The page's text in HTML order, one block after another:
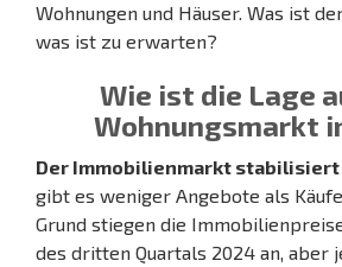
Wohnungen und Häuser. Was ist
was ist zu erwarten?
Wie ist die Lage
Wohnungsmarkt
Der Immobilienmarkt stabilisiert
gibt es weniger Angebote als
Grund stiegen die
des dritten Quartals 2024 an, aber